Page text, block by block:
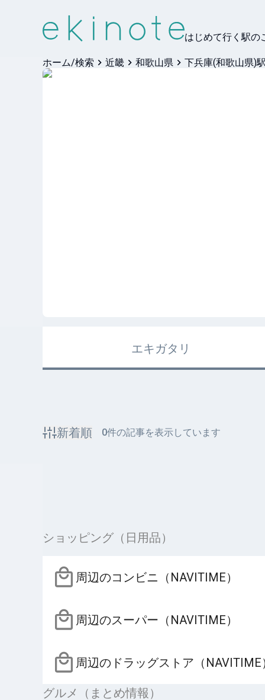
はじめて行く駅の
ホーム/検索 近畿 和歌山県 下兵庫(和歌山県)
エキガタリ
新着順 0件の記事を表示しています
ショッピング（日用品）
周辺のコンビニ（NAVITIME）
周辺のスーパー（NAVITIME）
周辺のドラッグストア（NAVITIME
グルメ（まとめ情報）